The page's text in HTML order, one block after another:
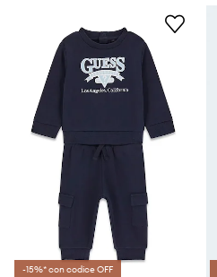
-15%* con codice OFF